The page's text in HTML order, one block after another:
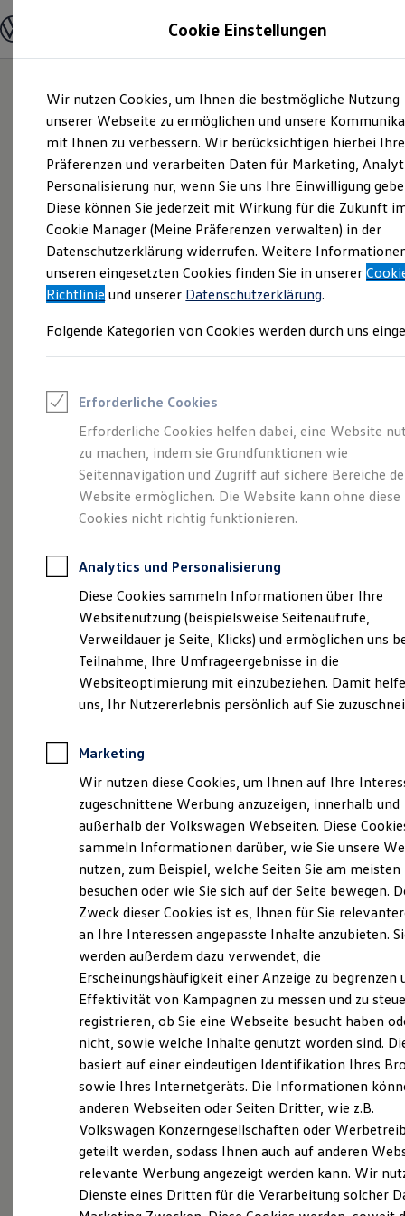
Hauptinhalt
springen
Footer
springen
Modelle und Konfigurator
Modelle vergleichen
Elektroautos
ENERGY Sondermodelle
Nutzfahrzeuge
SUV und CUV
Familienautos
Kombis
Kompaktwagen
Sportwagen
Schnell verfügbare Fahrzeuge
Angebote und Produkte
Aktuelle Angebote
E-Auto-Förderung
Volkswagen Marktplatz
Junge Gebrauchtwagen und Gebrauchtwagen
Saisonangebote
Leasing
Leasing-Angebote
Gebrauchtwagen Leasing
Junge Gebrauchtwagen-Leasing
Elektroauto Leasing
Kleinwagen-Leasing
Leasing ohne Anzahlung
Autokredit mit Schlussrate
Versicherungen und Garantien
Kfz-Versicherung
Restschuldversicherungen
Garantien
Wartungsverträge
Geschäftskunden
Professional Class bei Volkswagen
Großkunden
Behörden
Anpfiff zum Gewinn
Elektroautos
ID. Tutorials
Elektrofahrzeugkonzepte
Reichweite
Reichweite der ID. Modelle
Reichweite im Winter
Laden
Laden unterwegs
Laden Zuhause
Ladezeitensimulator
Batterie
Sicherheit
Garantie und Lebensdauer
Nachhaltigkeit
Technologie
Kosten und Kauf
Verbrauchskosten
Kaufoptionen
E-Auto-Förderung
Software und Konnektivität
Die ID. Software 6
ID. Software Versionen und Updates
Digitale Extras
Schnittstellen zu Ihrem ID.
Mehr Raum für alle(s).
Der Tayron.
Probefahrt vereinbaren
Fahrzeugangebot anfordern
Servicetermin buchen
Serviceanfrage stellen
Cookie Einstellungen
Wir nutzen Cookies, um Ihnen die bestmögliche Nutzung
unserer Webseite zu ermöglichen und unsere
mit Ihnen zu verbessern. Wir berücksichtigen hierbei Ihre
Präferenzen und verarbeiten Daten für Marketing,
Personalisierung nur, wenn Sie uns Ihre Einwilligung
Diese können Sie jederzeit mit Wirkung für die Zukunft
Cookie Manager (Meine Präferenzen verwalten) in der
Datenschutzerklärung widerrufen. Weitere
unseren eingesetzten Cookies finden Sie in unserer
Richtlinie und unserer Datenschutzerklärung.
Folgende Kategorien von Cookies werden durch uns
Erforderliche Cookies
Erforderliche Cookies helfen dabei, eine Website
zu machen, indem sie Grundfunktionen wie
Seitennavigation und Zugriff auf sichere Bereiche
Website ermöglichen. Die Website kann ohne diese
Cookies nicht richtig funktionieren.
Analytics und Personalisierung
Diese Cookies sammeln Informationen über Ihre
Websitenutzung (beispielsweise Seitenaufrufe,
Verweildauer je Seite, Klicks) und ermöglichen uns
Teilnahme, Ihre Umfrageergebnisse in die
Websiteoptimierung mit einzubeziehen. Damit
uns, Ihr Nutzererlebnis persönlich auf Sie
Marketing
Wir nutzen diese Cookies, um Ihnen auf Ihre
zugeschnittene Werbung anzuzeigen, innerhalb und
außerhalb der Volkswagen Webseiten. Diese
sammeln Informationen darüber, wie Sie unsere
nutzen, zum Beispiel, welche Seiten Sie am meisten
besuchen oder wie Sie sich auf der Seite bewegen.
Zweck dieser Cookies ist es, Ihnen für Sie
an Ihre Interessen angepasste Inhalte anzubieten.
werden außerdem dazu verwendet, die
Erscheinungshäufigkeit einer Anzeige zu begrenzen
Effektivität von Kampagnen zu messen und zu
registrieren, ob Sie eine Webseite besucht haben
nicht, sowie welche Inhalte genutzt worden sind.
basiert auf einer eindeutigen Identifikation Ihres
sowie Ihres Internetgeräts. Die Informationen
anderen Webseiten oder Seiten Dritter, wie z.B.
Volkswagen Konzerngesellschaften oder
geteilt werden, sodass Ihnen auch auf anderen
relevante Werbung angezeigt werden kann. Wir
Dienste eines Dritten für die Verarbeitung solcher